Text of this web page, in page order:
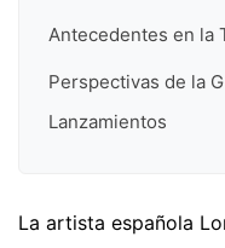
Antecedentes en la
Perspectivas de la
Lanzamientos
La artista española